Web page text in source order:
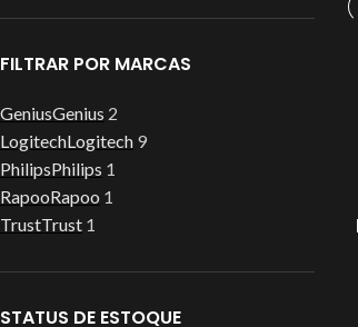
FILTRAR POR MARCAS
GeniusGenius 2
LogitechLogitech 9
PhilipsPhilips 1
RapooRapoo 1
TrustTrust 1
STATUS DE ESTOQUE